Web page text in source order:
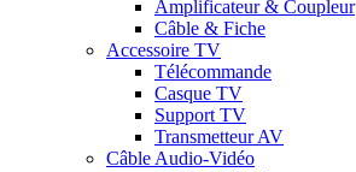
Amplificateur & Coupleur
Câble & Fiche
Accessoire TV
Télécommande
Casque TV
Support TV
Transmetteur AV
Câble Audio-Vidéo